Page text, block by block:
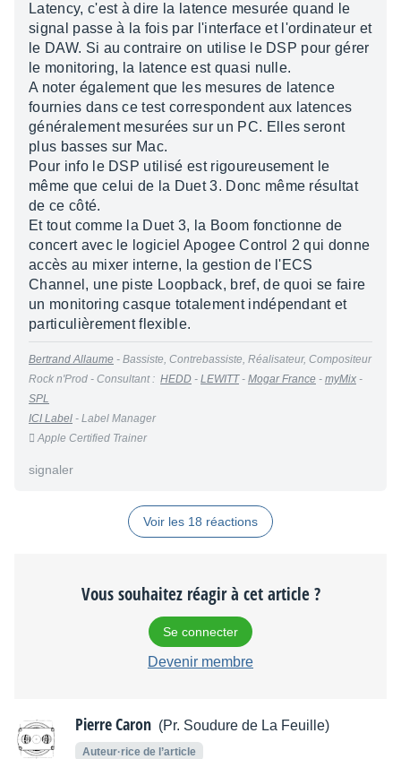
Latency, c'est à dire la latence mesurée quand le
signal passe à la fois par l'interface et l'ordinateur et
le DAW. Si au contraire on utilise le DSP pour gérer
le monitoring, la latence est quasi nulle.
A noter également que les mesures de latence
fournies dans ce test correspondent aux latences
généralement mesurées sur un PC. Elles seront
plus basses sur Mac.
Pour info le DSP utilisé est rigoureusement le
même que celui de la Duet 3. Donc même résultat
de ce côté.
Et tout comme la Duet 3, la Boom fonctionne de
concert avec le logiciel Apogee Control 2 qui donne
accès au mixer interne, la gestion de l'ECS
Channel, une piste Loopback, bref, de quoi se faire
un monitoring casque totalement indépendant et
particulièrement flexible.
Bertrand Allaume - Bassiste, Contrebassiste, Réalisateur, Compositeur
Rock n'Prod - Consultant : HEDD - LEWITT- Mogar France - myMix -
SPL
ICI Label - Label Manager
 Apple Certified Trainer
signaler
Voir les 18 réactions
Vous souhaitez réagir à cet article ?
Se connecter
Devenir membre
Pierre Caron (Pr. Soudure de La Feuille)
Auteur·rice de l’article